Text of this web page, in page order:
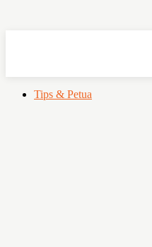
Tips & Petua